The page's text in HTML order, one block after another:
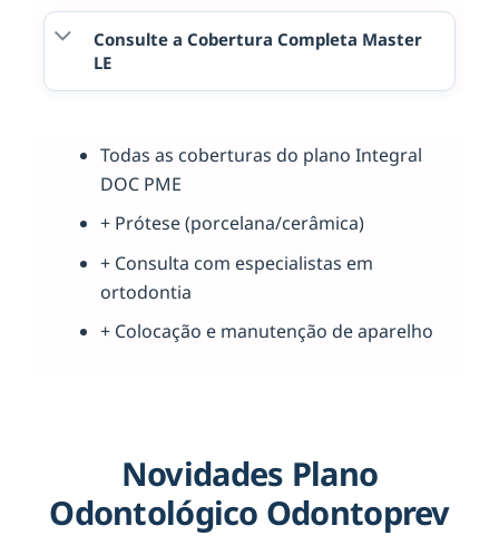
Consulte a Cobertura Completa Master
LE
Todas as coberturas do plano Integral
DOC PME
+ Prótese (porcelana/cerâmica)
+ Consulta com especialistas em
ortodontia
+ Colocação e manutenção de aparelho
Novidades Plano
Odontológico Odontoprev